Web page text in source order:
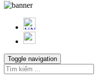
Toggle navigation